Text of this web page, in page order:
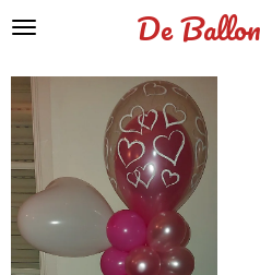
Ga
hoofdinhoud
De